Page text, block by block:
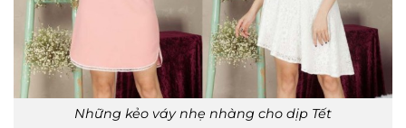
Những kẻo váy nhẹ nhàng cho dịp Tết